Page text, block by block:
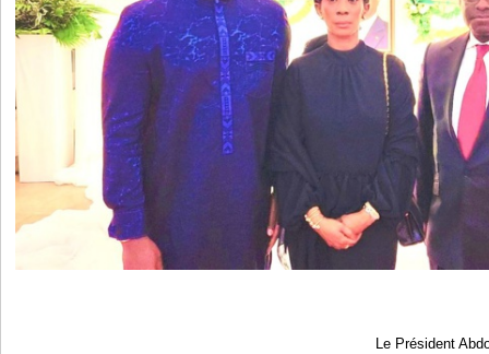
Le Président